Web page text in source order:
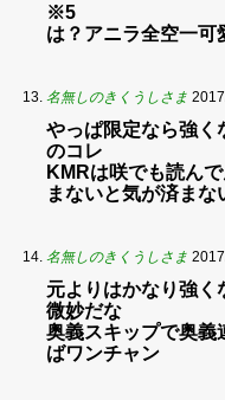
※5
は？アニラ全空一可
名無しのきくうしさま
やっぱ限定なら強く
のコレ
KMRは咲でも読ん
まないと気が済まな
名無しのきくうしさま
元よりはかなり強く
微妙だな
奥義スキップで奥義
ばワンチャン